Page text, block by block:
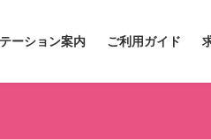
ーション案内 ご利用ガイド